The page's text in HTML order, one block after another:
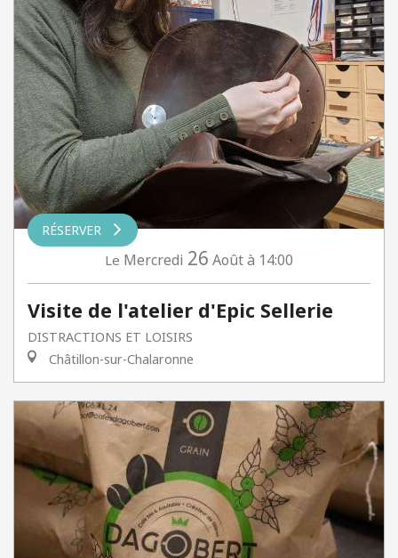
RÉSERVER
Le Mercredi 26 Aoûtà 14:00
Visite de l'atelier d'Epic Sellerie
DISTRACTIONS ET LOISIRS
Châtillon-sur-Chalaronne